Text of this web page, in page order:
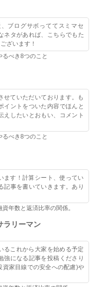
ブログサボっててスミマセ
ネタがあれば、こちらでもた
ざいます！
べき8つのこと
せていただいております。も
イントをついた内容でほんと
えしたいとおもい、コメント
べき8つのこと
ます！計算シート、使ってい
記事を書いていきます。あり
年数と返済比率の関係。
ラリーマン
るこれから大家を始める予定
強になる記事を投稿くださり
資家目線での安全への配慮)や